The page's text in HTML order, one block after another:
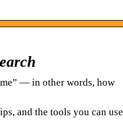
— in other words, how
and the tools you can use